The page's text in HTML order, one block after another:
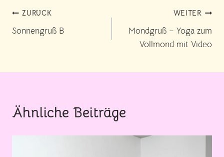
Beitragsnavigation
ZURÜCK
Sonnengruß B
WEITER
Mondgruß – Yoga zum
Vollmond mit Video
Ähnliche Beiträge